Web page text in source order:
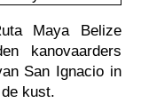
Maya Belize
kanovaarders
San Ignacio in
kust.